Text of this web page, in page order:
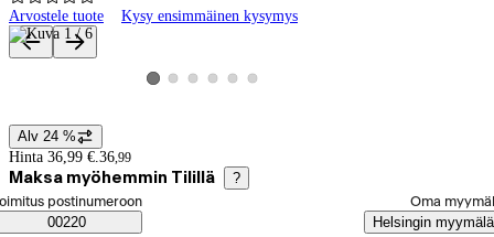
Arvostele tuote Kysy ensimmäinen kysymys
Tuotteen kuvat ja videot
Katso tuotekuva 1
Katso tuotekuva 2
Katso tuotekuva 3
Katso tuotekuva 4
Katso tuotekuva 5
Katso tuotekuva 6
Hintatiedot
Alv 24 %
Hinta 36,99 €. 36,99
Maksa myöhemmin Tilillä ?
Saatavuustiedot
tilaustapa
postinumeroon
00220
Oma
Helsingin myymälä